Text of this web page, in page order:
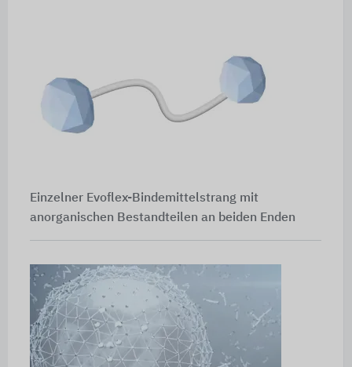
Einzelner Evoflex-Bindemittelstrang mit
anorganischen Bestandteilen an beiden Enden